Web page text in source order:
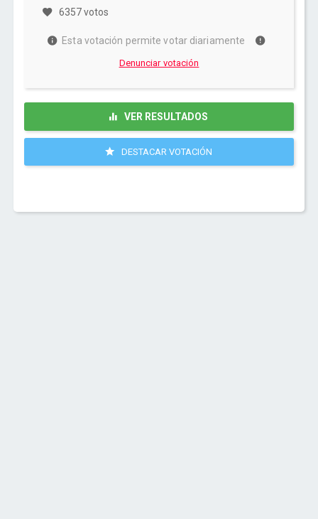
6357 votos
Esta votación permite votar diariamente
Denunciar votación
VER RESULTADOS
DESTACAR VOTACIÓN